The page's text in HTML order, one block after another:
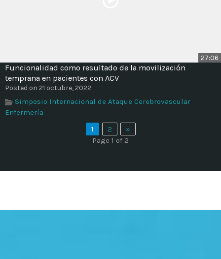
27:06
Funcionalidad como resultado de la movilización
temprana en pacientes con ACV
Posted on 21 octubre, 2022
Simposio Internacional de Ataque Cerebrovascular
Enfermería
1
2
»
Page 1 of 2